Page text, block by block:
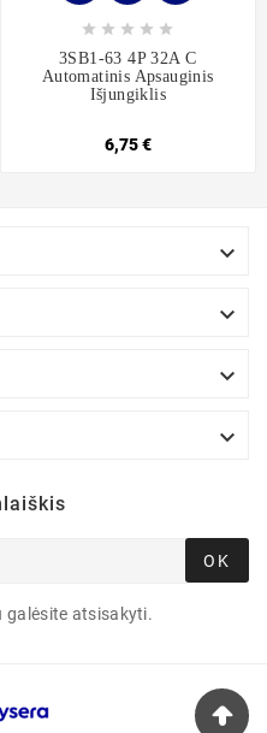
    
3SB1-63 4P 32A C
Automatinis Apsauginis
Išjungiklis
6,75 €




OK
galėsite atsisakyti.